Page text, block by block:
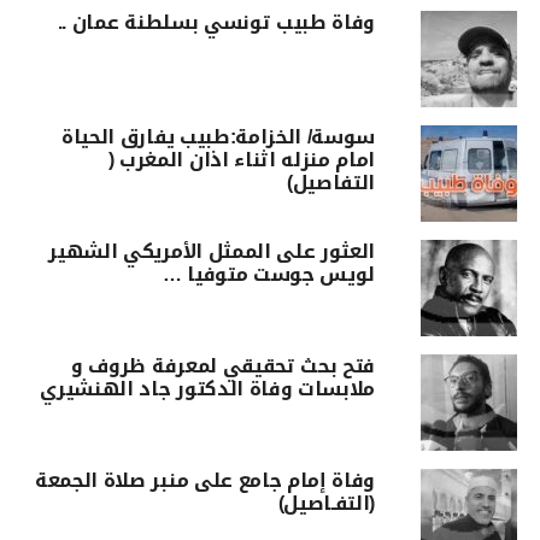
وفاة طبيب تونسي بسلطنة عمان ..
سوسة/ الخزامة:طبيب يفارق الحياة
امام منزله اثناء اذان المغرب (
التفاصيل)
العثور على الممثل الأمريكي الشهير
لويس جوست متوفيا …
فتح بحث تحقيقي لمعرفة ظروف و
ملابسات وفاة الدكتور جاد الهنشيري
وفاة إمام جامع على منبر صلاة الجمعة
(التفـاصيل)